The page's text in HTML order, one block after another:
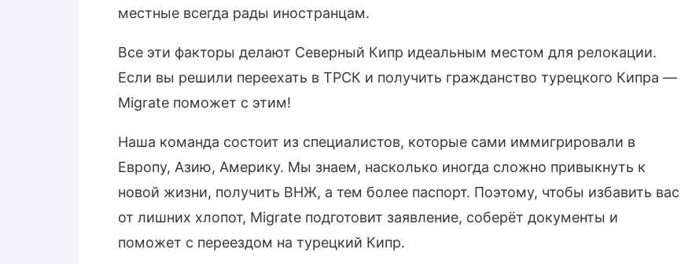
местные всегда рады иностранцам.
Все эти факторы делают Северный Кипр идеальным местом для релокации.
Если вы решили переехать в ТРСК и получить гражданство турецкого Кипра —
Migrate поможет с этим!
Наша команда состоит из специалистов, которые сами иммигрировали в
Европу, Азию, Америку. Мы знаем, насколько иногда сложно привыкнуть к
новой жизни, получить ВНЖ, а тем более паспорт. Поэтому, чтобы избавить вас
от лишних хлопот, Migrate подготовит заявление, соберёт документы и
поможет с переездом на турецкий Кипр.